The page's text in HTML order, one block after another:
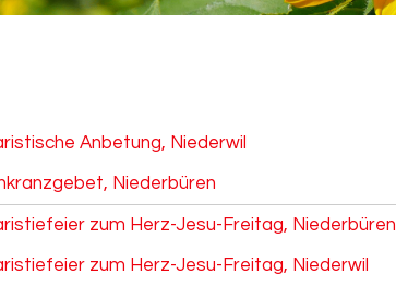
Anbetung, Niederwil
Niederbüren
zum Herz-Jesu-Freitag, Niederbüren
zum Herz-Jesu-Freitag, Niederwil